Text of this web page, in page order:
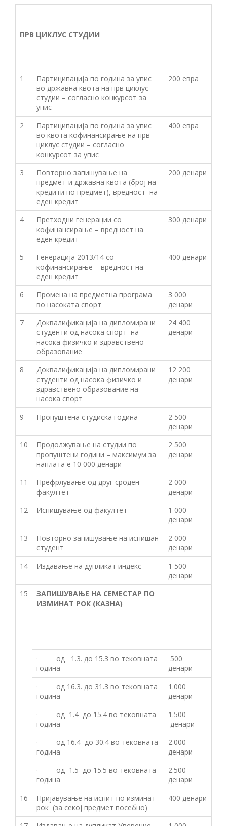
ПРВ ЦИКЛУС СТУДИИ
1
Партиципација по година за упис
во државна квота на прв циклус
студии – согласно конкурсот за
упис
200 евра
2
Партиципација по година за упис
во квота кофинансирање на прв
циклус студии – согласно
конкурсот за упис
400 евра
3
Повторно запишување на
предмет-и државна квота (број на
кредити по предмет), вредност на
еден кредит
200 денари
4
Претходни генерации со
кофинансирање – вредност на
еден кредит
300 денари
5
Генерација 2013/14 со
кофинансирање – вредност на
еден кредит
400 денари
6
Промена на предметна програма
во насоката спорт
3 000
денари
7
Доквалификација на дипломирани
студенти од насока спорт на
насока физичко и здравствено
образование
24 400
денари
8
Доквалификација на дипломирани
студенти од насока физичко и
здравствено образование на
насока спорт
12 200
денари
9 Пропуштена студиска година
2 500
денари
10
Продолжување на студии по
пропуштени години – максимум за
наплата е 10 000 денари
2 500
денари
11
Префрлување од друг сроден
факултет
2 000
денари
12
Испишување од факултет
1 000
денари
13
Повторно запишување на испишан
студент
2 000
денари
14
Издавање на дупликат индекс
1 500
денари
15
ЗАПИШУВАЊЕ НА СЕМЕСТАР ПО
ИЗМИНАТ РОК (КАЗНА)
· од 1.3. до 15.3 во тековната
година
500
денари
· од 16.3. до 31.3 во тековната
година
1.000
денари
· од 1.4 до 15.4 во тековната
година
1.500
денари
· од 16.4 до 30.4 во тековната
година
2.000
денари
· од 1.5 до 15.5 во тековната
година
2.500
денари
16
Пријавување на испит по изминат
рок (за секој предмет посебно)
400 денари